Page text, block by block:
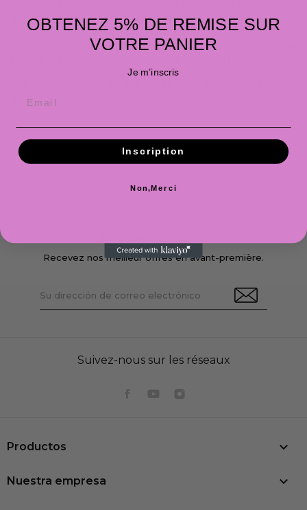
combinar dos pedidos realizados por separado y los
costos de envío se aplican a cada uno de ellos. Su
paquete se envía bajo su propio riesgo, pero se
artículos están debidamente protegidos.
Recevez nos meilleur offres en avant-première.
Suivez-nous sur les réseaux
Productos 
Nuestra empresa 
OBTENEZ 5% DE REMISE SUR
VOTRE PANIER
Je m’inscris
Inscription
Non,Merci